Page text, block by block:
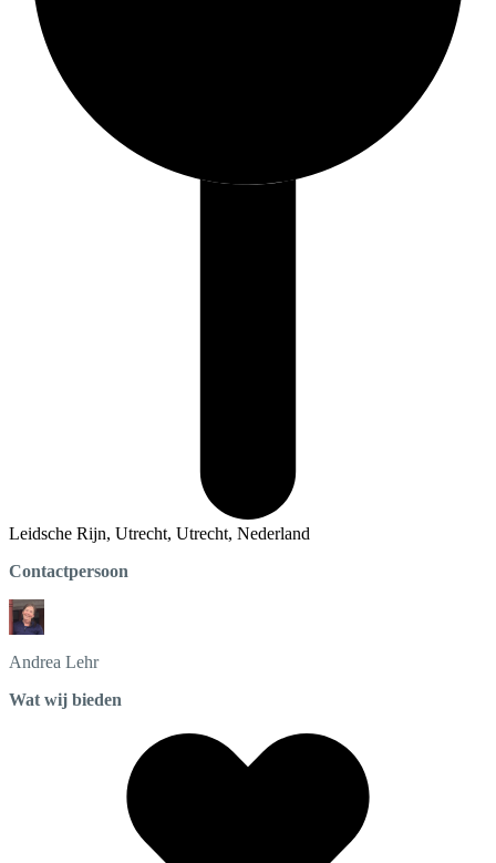
Leidsche Rijn, Utrecht, Utrecht, Nederland
Contactpersoon
Andrea Lehr
Wat wij bieden